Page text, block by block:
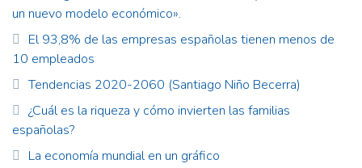
un nuevo modelo económico».
El 93,8% de las empresas españolas tienen menos de
10 empleados
Tendencias 2020-2060 (Santiago Niño Becerra)
¿Cuál es la riqueza y cómo invierten las familias
españolas?
La economía mundial en un gráfico